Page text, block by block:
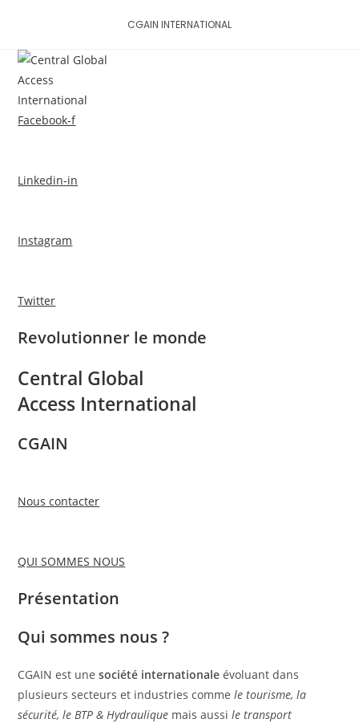
content
CGAIN INTERNATIONAL
Facebook-f
Linkedin-in
Instagram
Twitter
Revolutionner le monde
Central Global
Access International
CGAIN
Nous contacter
QUI SOMMES NOUS
Présentation
Qui sommes nous ?
CGAIN est unesociété internationale évoluant dans
plusieurs secteurs et industries commele tourisme, la
sécurité, le BTP & Hydraulique mais aussile transport